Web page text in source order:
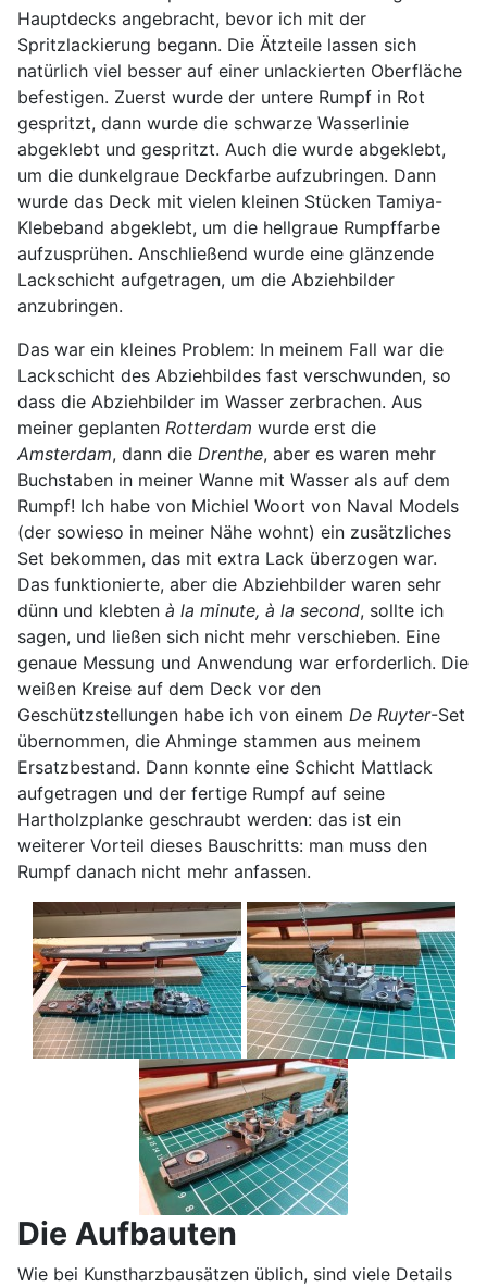
Hauptdecks angebracht, bevor ich mit der
Spritzlackierung begann. Die Ätzteile lassen sich
natürlich viel besser auf einer unlackierten Oberfläche
befestigen. Zuerst wurde der untere Rumpf in Rot
gespritzt, dann wurde die schwarze Wasserlinie
abgeklebt und gespritzt. Auch die wurde abgeklebt,
um die dunkelgraue Deckfarbe aufzubringen. Dann
wurde das Deck mit vielen kleinen Stücken Tamiya-
Klebeband abgeklebt, um die hellgraue Rumpffarbe
aufzusprühen. Anschließend wurde eine glänzende
Lackschicht aufgetragen, um die Abziehbilder
anzubringen.
Das war ein kleines Problem: In meinem Fall war die
Lackschicht des Abziehbildes fast verschwunden, so
dass die Abziehbilder im Wasser zerbrachen. Aus
meiner geplanten Rotterdam wurde erst die
Amsterdam, dann die Drenthe, aber es waren mehr
Buchstaben in meiner Wanne mit Wasser als auf dem
Rumpf! Ich habe von Michiel Woort von Naval Models
(der sowieso in meiner Nähe wohnt) ein zusätzliches
Set bekommen, das mit extra Lack überzogen war.
Das funktionierte, aber die Abziehbilder waren sehr
dünn und klebten à la minute, à la second, sollte ich
sagen, und ließen sich nicht mehr verschieben. Eine
genaue Messung und Anwendung war erforderlich. Die
weißen Kreise auf dem Deck vor den
Geschützstellungen habe ich von einem De Ruyter-Set
übernommen, die Ahminge stammen aus meinem
Ersatzbestand. Dann konnte eine Schicht Mattlack
aufgetragen und der fertige Rumpf auf seine
Hartholzplanke geschraubt werden: das ist ein
weiterer Vorteil dieses Bauschritts: man muss den
Rumpf danach nicht mehr anfassen.
Die Aufbauten
Wie bei Kunstharzbausätzen üblich, sind viele Details